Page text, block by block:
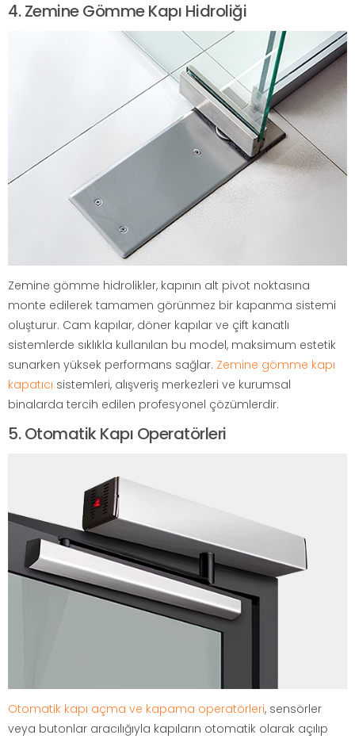
4. Zemine Gömme Kapı Hidroliği
Zemine gömme hidrolikler, kapının alt pivot noktasına
monte edilerek tamamen görünmez bir kapanma sistemi
oluşturur. Cam kapılar, döner kapılar ve çift kanatlı
sistemlerde sıklıkla kullanılan bu model, maksimum estetik
sunarken yüksek performans sağlar. Zemine gömme kapı
kapatıcı sistemleri, alışveriş merkezleri ve kurumsal
binalarda tercih edilen profesyonel çözümlerdir.
5. Otomatik Kapı Operatörleri
Otomatik kapı açma ve kapama operatörleri, sensörler
veya butonlar aracılığıyla kapıların otomatik olarak açılıp